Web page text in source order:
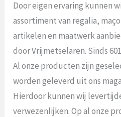
Door eigen ervaring kunnen
assortiment van regalia,
artikelen en maatwerk
door Vrijmetselaren. Sinds
Al onze producten zijn
worden geleverd uit ons
Hierdoor kunnen wij
verwezenlijken. Op al onze